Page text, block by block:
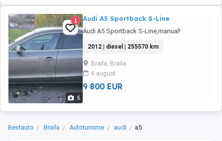
5
1 Audi A5 Sportback S-Line
Audi A5 Sportback S-Line,manual!
2012 | diesel | 255570 km
Braila, Braila
6 august
9 800 EUR
Bestauto Braila Autoturisme audi a5